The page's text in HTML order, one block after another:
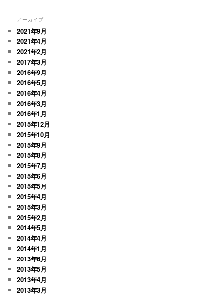
アーカイブ
2021年9月
2021年4月
2021年2月
2017年3月
2016年9月
2016年5月
2016年4月
2016年3月
2016年1月
2015年12月
2015年10月
2015年9月
2015年8月
2015年7月
2015年6月
2015年5月
2015年4月
2015年3月
2015年2月
2014年5月
2014年4月
2014年1月
2013年6月
2013年5月
2013年4月
2013年3月